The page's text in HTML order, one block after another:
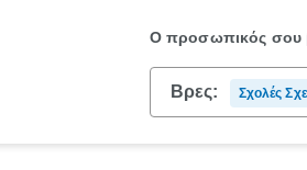
Ο προσωπικός σου
Βρες: Σχολές